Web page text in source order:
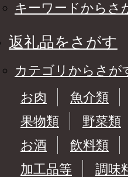
キーワードからさ
返礼品をさがす
カテゴリからさが
お肉
魚介類
果物類
野菜類
お酒
飲料類
加工品等
調味